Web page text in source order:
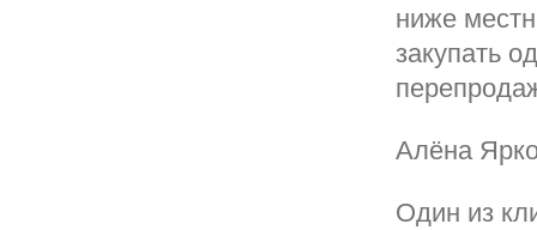
ниже
закупать
Алёна
Один из